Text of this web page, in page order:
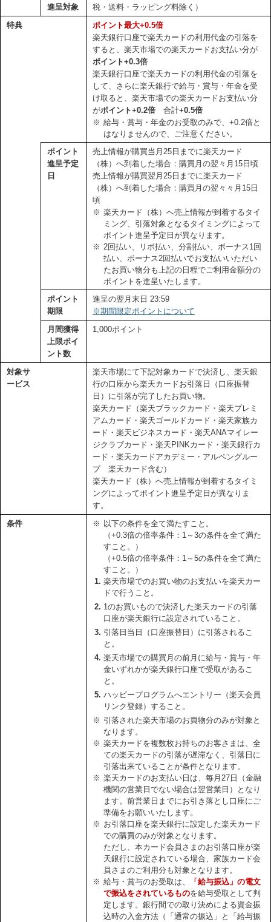
進呈対象
税・送料・ラッピング料除く）
特典
ポイント最大+0.5倍
楽天銀行口座で楽天カードの利用代金の引落を
すると、楽天市場での楽天カードお支払い分が
ポイント+0.3倍
楽天銀行口座で楽天カードの利用代金の引落を
して、さらに楽天銀行で給与・賞与・年金を受
け取ると、楽天市場での楽天カードお支払い分
がポイント+0.2倍 合計+0.5倍
※ 給与・賞与・年金のお受取のみで、+0.2倍と
はなりませんので、ご注意ください。
ポイント
進呈予定
日
売上情報が購買当月25日までに楽天カード
（株）へ到着した場合：購買月の翌々月15日頃
売上情報が購買翌月25日までに楽天カード
（株）へ到着した場合：購買月の翌々々月15日
頃
※ 楽天カード（株）へ売上情報が到着するタイ
ミング、引落対象となるタイミングによって
ポイント進呈予定日が異なります。
※ 2回払い、リボ払い、分割払い、ボーナス1回
払い、ボーナス2回払いでお支払いいただい
たお買い物分も上記の日程でご利用金額分の
ポイントを進呈いたします。
ポイント
期限
進呈の翌月末日 23:59
※期間限定ポイントについて
月間獲得
上限ポイ
ント数
1,000ポイント
対象サ
ービス
楽天市場にて下記対象カードで決済し、楽天銀
行の口座から楽天カードお引落日（口座振替
日）に引落が完了したお買い物。
楽天カード（楽天ブラックカード・楽天プレミ
アムカード・楽天ゴールドカード・楽天家族カ
ード・楽天ビジネスカード・楽天ANAマイレー
ジクラブカード・楽天PINKカード・楽天銀行カ
ード・楽天カードアカデミー・アルペングルー
プ 楽天カード含む）
楽天カード（株）へ売上情報が到着するタイミ
ングによってポイント進呈予定日が異なりま
す。
条件
※ 以下の条件を全て満たすこと。
（+0.3倍の倍率条件：1～3の条件を全て満た
すこと。）
（+0.5倍の倍率条件：1～5の条件を全て満た
すこと。）
楽天市場でのお買い物のお支払いを楽天カー
ドで行うこと。
1のお買いもので決済した楽天カードの引落
口座が楽天銀行に設定されていること。
引落日当日（口座振替日）に引落されるこ
と。
楽天市場での購買月の前月に給与・賞与・年
金いずれかが楽天銀行口座で受取があるこ
と。
ハッピープログラムへエントリー（楽天会員
リンク登録）すること。
※ 引落された楽天市場のお買物分のみが対象と
なります。
※ 楽天カードを複数枚お持ちのお客さまは、全
ての楽天カードの引落が遅滞なく、引落日に
引落出来ていることが条件となります。
※ 楽天カードのお支払い日は、毎月27日（金融
機関の営業日でない場合は翌営業日）となり
ます。前営業日までにお引き落とし口座にご
準備をお願いいたします。
※ お引落口座を楽天銀行に設定した楽天カード
での購買のみが対象となります。
ただし、本カード会員さまのお引落口座が楽
天銀行に設定されている場合、家族カード会
員さまのご利用分も対象となります。
※ 給与・賞与のお受取は、
「給与振込」の電文
で振込をされているものを給与受取として判
定します。銀行間での取り決めによる資金振
込時の入金方法（「通常の振込」と「給与振